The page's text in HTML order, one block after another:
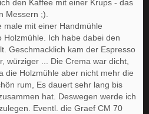
den Kaffee mit einer Krups - das
Messern ;).
male mit einer Handmühle
Ich habe dabei den
Geschmacklich kam der Espresso
würziger ... Die Crema war dicht,
die Holzmühle aber nicht mehr die
rum, Es dauert sehr lang bis
hat. Deswegen werde ich
Eventl. die Graef CM 70